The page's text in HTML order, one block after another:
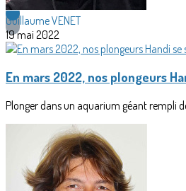
Guillaume VENET
19 mai 2022
En mars 2022, nos plongeurs
Plonger dans un aquarium géant rempli